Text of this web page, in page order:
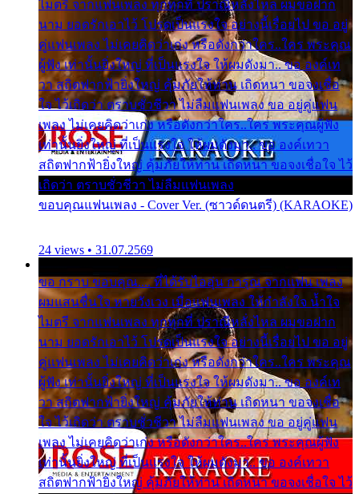
ไมตรี จากแฟนเพลง ทุกทุกที่ ปราณีหลั่งไหล ผมขอฝาก
นาม ยอดรักเอาไว้ โปรดเป็นแรงใจ อย่างนี้เรื่อยไป ขอ อยู่
คู่แฟนเพลง ไม่เคยคิดว่าเก่ง หรือดังกว่าใคร..ใคร พระคุณ
ผู้ฟัง เท่านั้นยิ่งใหญ่ ที่เป็นแรงใจ ให้ผมดังมา.. ขอ องค์เท
วา สถิตฟากฟ้ายิ่งใหญ่ คุ้มภัยให้ท่าน เถิดหนา ขอจงเชื่อ
ใจ ไว้เถิดว่า ตราบชั่วชีวา ไม่ลืมแฟนเพลง ขอ อยู่คู่แฟน
เพลง ไม่เคยคิดว่าเก่ง หรือดังกว่าใคร..ใคร พระคุณผู้ฟัง
เท่านั้นยิ่งใหญ่ ที่เป็นแรงใจ ให้ผมดังมา.. ขอ องค์เทวา
สถิตฟากฟ้ายิ่งใหญ่ คุ้มภัยให้ท่าน เถิดหนา ขอจงเชื่อใจ ไว้
เถิดว่า ตราบชั่วชีวา ไม่ลืมแฟนเพลง
ขอบคุณแฟนเพลง - Cover Ver. (ซาวด์ดนตรี) (KARAOKE)
24 views • 31.07.2569
ขอ กราบ ขอบคุณ.... ที่ได้รับไออุ่น การุณ จากแฟน เพลง
ผมแสนชื่นใจ หายวังเวง เมื่อแฟนเพลง ให้กำลังใจ น้ำใจ
ไมตรี จากแฟนเพลง ทุกทุกที่ ปราณีหลั่งไหล ผมขอฝาก
นาม ยอดรักเอาไว้ โปรดเป็นแรงใจ อย่างนี้เรื่อยไป ขอ อยู่
คู่แฟนเพลง ไม่เคยคิดว่าเก่ง หรือดังกว่าใคร..ใคร พระคุณ
ผู้ฟัง เท่านั้นยิ่งใหญ่ ที่เป็นแรงใจ ให้ผมดังมา.. ขอ องค์เท
วา สถิตฟากฟ้ายิ่งใหญ่ คุ้มภัยให้ท่าน เถิดหนา ขอจงเชื่อ
ใจ ไว้เถิดว่า ตราบชั่วชีวา ไม่ลืมแฟนเพลง ขอ อยู่คู่แฟน
เพลง ไม่เคยคิดว่าเก่ง หรือดังกว่าใคร..ใคร พระคุณผู้ฟัง
เท่านั้นยิ่งใหญ่ ที่เป็นแรงใจ ให้ผมดังมา.. ขอ องค์เทวา
สถิตฟากฟ้ายิ่งใหญ่ คุ้มภัยให้ท่าน เถิดหนา ขอจงเชื่อใจ ไว้